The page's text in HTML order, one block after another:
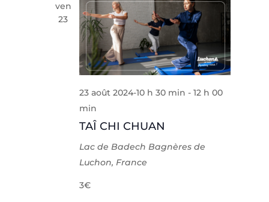
ven
23
TAÎ CHI CHUAN
23 août 2024-10 h 30 min -12 h 00
min
Lac de Badech Bagnères de
Luchon, France
3€